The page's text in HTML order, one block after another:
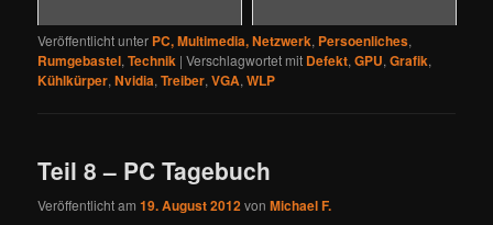
Veröffentlicht unter PC, Multimedia, Netzwerk, Persoenliches,
Rumgebastel,Technik |Verschlagwortet mit Defekt,GPU,Grafik,
Kühlkürper,Nvidia,Treiber,VGA,WLP
Teil 8 – PC Tagebuch
Veröffentlicht am19. August 2012 vonMichael F.